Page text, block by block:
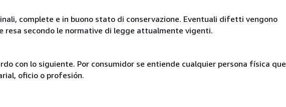
complete e in buono stato di conservazione. Eventuali difetti vengono
resa secondo le normative di legge attualmente vigenti.
con lo siguiente. Por consumidor se entiende cualquier persona física que
oficio o profesión.